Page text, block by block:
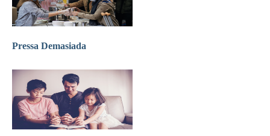
Pressa Demasiada